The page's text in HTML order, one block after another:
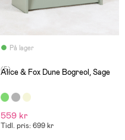
På lager
(5)
Alice & Fox Dune Bogreol, Sage
559 kr
Tidl. pris: 699 kr